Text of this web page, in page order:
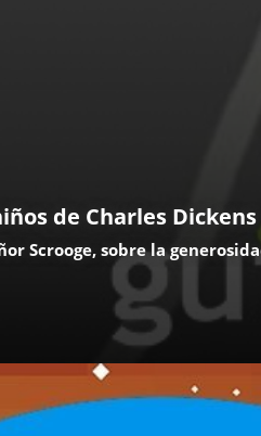
de Charles Dickens
Scrooge, sobre la